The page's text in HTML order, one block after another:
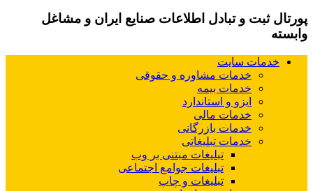
پورتال ثبت و تبادل اطلاعات صنایع ایران و مشاغل
وابسته
خدمات سایت
خدمات مشاوره و حقوقی
خدمات بیمه
ایزو و استاندارد
خدمات مالی
خدمات بازرگانی
خدمات تبلیغاتی
تبلیغات مبتنی بر وب
تبلیغات جوامع اجتماعی
تبلیغات و چاپ